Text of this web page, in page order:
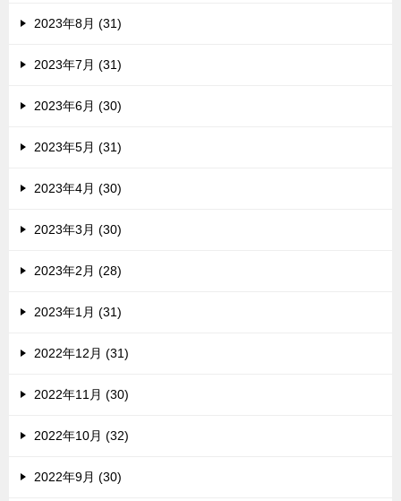
2023年8月 (31)
2023年7月 (31)
2023年6月 (30)
2023年5月 (31)
2023年4月 (30)
2023年3月 (30)
2023年2月 (28)
2023年1月 (31)
2022年12月 (31)
2022年11月 (30)
2022年10月 (32)
2022年9月 (30)